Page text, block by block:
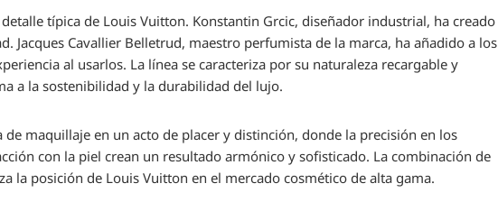
típica de Louis Vuitton. Konstantin Grcic, diseñador industrial, ha creado
Jacques Cavallier Belletrud, maestro perfumista de la marca, ha añadido a los
al usarlos. La línea se caracteriza por su naturaleza recargable y
a la sostenibilidad y la durabilidad del lujo.
maquillaje en un acto de placer y distinción, donde la precisión en los
con la piel crean un resultado armónico y sofisticado. La combinación de
la posición de Louis Vuitton en el mercado cosmético de alta gama.